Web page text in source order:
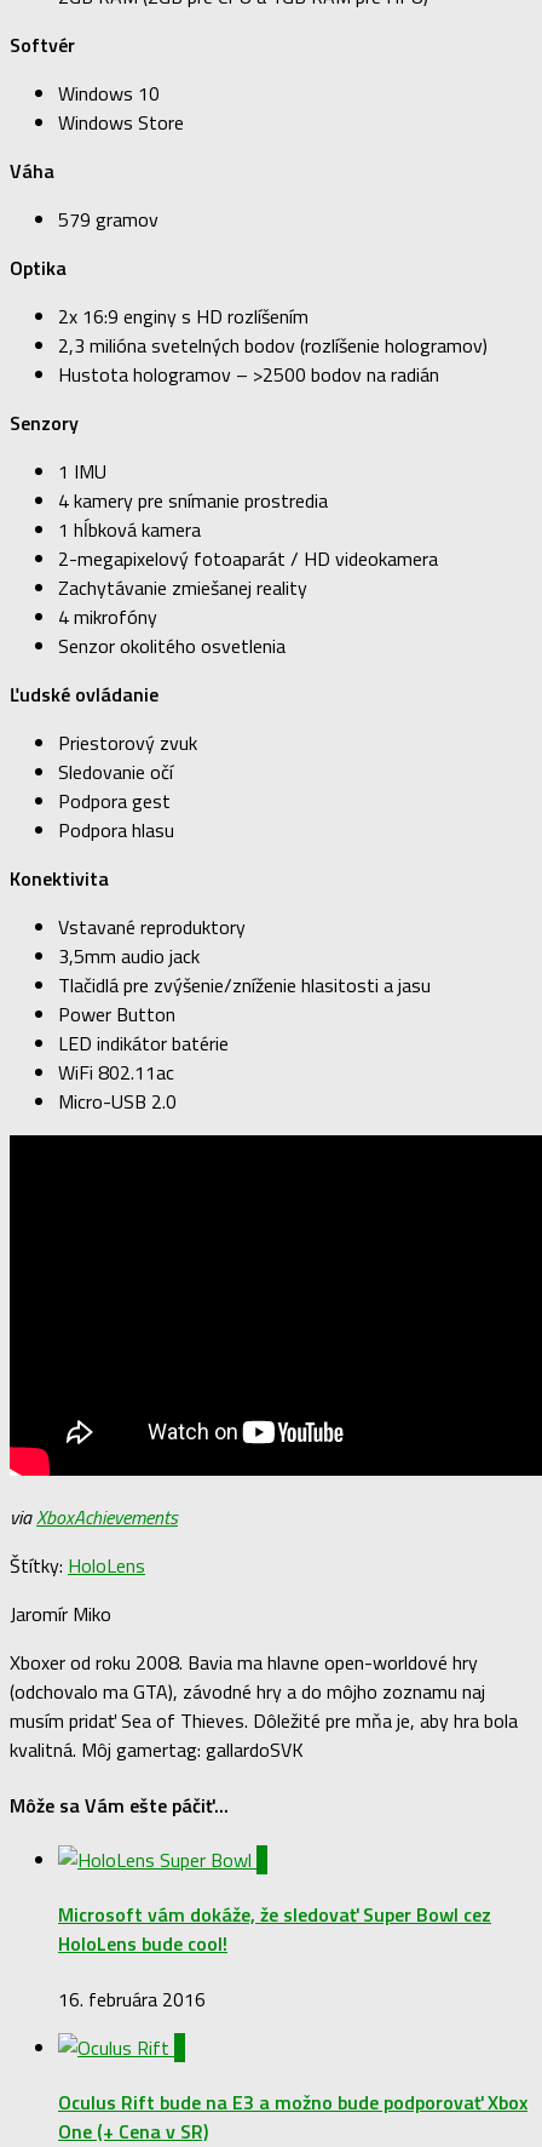
Softvér
Windows 10
Windows Store
Váha
579 gramov
Optika
2x 16:9 enginy s HD rozlíšením
2,3 milióna svetelných bodov (rozlíšenie hologramov)
Hustota hologramov – >2500 bodov na radián
Senzory
1 IMU
4 kamery pre snímanie prostredia
1 hĺbková kamera
2-megapixelový fotoaparát / HD videokamera
Zachytávanie zmiešanej reality
4 mikrofóny
Senzor okolitého osvetlenia
Ľudské ovládanie
Priestorový zvuk
Sledovanie očí
Podpora gest
Podpora hlasu
Konektivita
Vstavané reproduktory
3,5mm audio jack
Tlačidlá pre zvýšenie/zníženie hlasitosti a jasu
Power Button
LED indikátor batérie
WiFi 802.11ac
Micro-USB 2.0
viaXboxAchievements
Štítky: HoloLens
Jaromír Miko
Xboxer od roku 2008. Bavia ma hlavne open-worldové hry
(odchovalo ma GTA), závodné hry a do môjho zoznamu naj
musím pridať Sea of Thieves. Dôležité pre mňa je, aby hra bola
kvalitná. Môj gamertag: gallardoSVK
Môže sa Vám ešte páčiť...
Microsoft vám dokáže, že sledovať Super Bowl cez
HoloLens bude cool!
16. februára 2016
Oculus Rift bude na E3 a možno bude podporovať Xbox
One (+ Cena v SR)